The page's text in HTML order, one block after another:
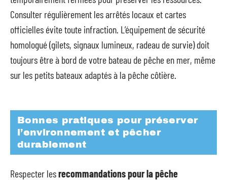
Consulter régulièrement les arrêtés locaux et cartes
officielles évite toute infraction. L’équipement de sécurité
homologué (gilets, signaux lumineux, radeau de survie) doit
toujours être à bord de votre bateau de pêche en mer, même
sur les petits bateaux adaptés à la pêche côtière.
Bonnes pratiques pour préserver
l’environnement et pêcher
durablement
Respecter lesrecommandations pour la pêche